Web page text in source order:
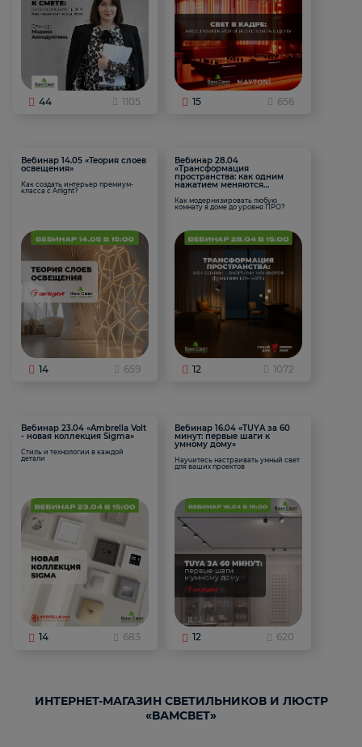
44 1105 15 656
Вебинар 14.05 «Теория слоев
освещения»
Как создать интерьер премиум-
класса с Arlight?
14 659
Вебинар 28.04
«Трансформация
пространства: как одним
нажатием меняются
Как модернизировать любую
комнату в доме до уровня ПРО?
12 1072
Вебинар 23.04 «Ambrella Volt
- новая коллекция Sigma»
Стиль и технологии в каждой
детали
14 683
Вебинар 16.04 «TUYA за 60
минут: первые шаги к
умному дому»
Научитесь настраивать умный свет
для ваших проектов
12 620
ИНТЕРНЕТ-МАГАЗИН СВЕТИЛЬНИКОВ И ЛЮСТР
«ВАМСВЕТ»